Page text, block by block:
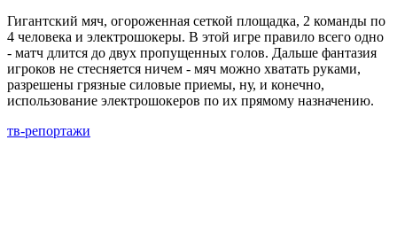
Гигантский мяч, огороженная сеткой площадка, 2 команды по
4 человека и электрошокеры. В этой игре правило всего одно
- матч длится до двух пропущенных голов. Дальше фантазия
игроков не стесняется ничем - мяч можно хватать руками,
разрешены грязные силовые приемы, ну, и конечно,
использование электрошокеров по их прямому назначению.
тв-репортажи